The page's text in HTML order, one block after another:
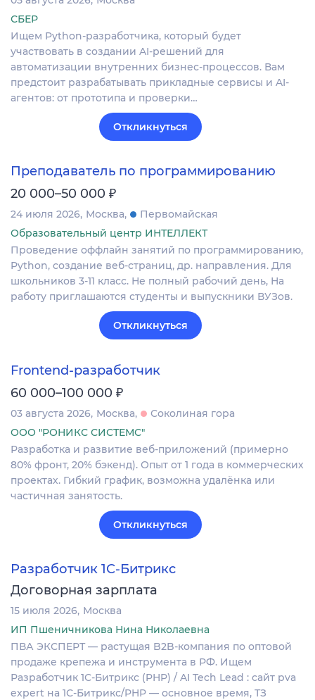
СБЕР
Ищем Python-разработчика, который будет
участвовать в создании AI-решений для
автоматизации внутренних бизнес-процессов. Вам
предстоит разрабатывать прикладные сервисы и AI-
агентов: от прототипа и проверки…
Откликнуться
Преподаватель по программированию
20 000–50 000 ₽
24 июля 2026 Москва
Первомайская
Образовательный центр ИНТЕЛЛЕКТ
Проведение оффлайн занятий по программированию,
Python, создание веб-страниц, др. направления. Для
школьников 3-11 класс. Не полный рабочий день, На
работу приглашаются студенты и выпускники ВУЗов.
Откликнуться
Frontend-разработчик
60 000–100 000 ₽
03 августа 2026 Москва
Соколиная гора
ООО "РОНИКС СИСТЕМС"
Разработка и развитие веб-приложений (примерно
80% фронт, 20% бэкенд). Опыт от 1 года в коммерческих
проектах. Гибкий график, возможна удалёнка или
частичная занятость.
Откликнуться
Разработчик 1С-Битрикс
Договорная зарплата
15 июля 2026 Москва
ИП Пшеничникова Нина Николаевна
ПВА ЭКСПЕРТ — растущая B2B-компания по оптовой
продаже крепежа и инструмента в РФ. Ищем
Разработчик 1С-Битрикс (PHP) / AI Tech Lead : сайт pva
expert на 1С-Битрикс/PHP — основное время, ТЗ